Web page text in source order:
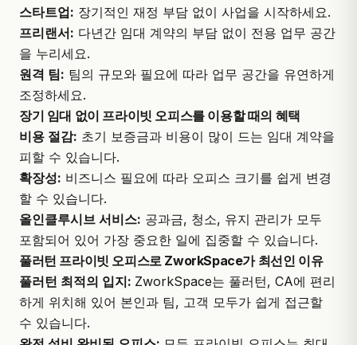
스타트업: 장기적인 재정 부담 없이 사업을 시작하세요.
프리랜서: 다년간 임대 계약의 부담 없이 전용 업무 공간
을 누리세요.
원격 팀: 팀의 규모와 필요에 따라 업무 공간을 유연하게
조정하세요.
장기 임대 없이 프라이빗 오피스를 이용할 때의 혜택
비용 절감: 초기 보증금과 비용이 많이 드는 임대 계약을
피할 수 있습니다.
확장성: 비즈니스 필요에 따라 오피스 크기를 쉽게 변경
할 수 있습니다.
올인클루시브 서비스: 공과금, 청소, 유지 관리가 모두
포함되어 있어 가장 중요한 일에 집중할 수 있습니다.
풀러턴 프라이빗 오피스로 ZworkSpace가 최선인 이유
풀러턴 최적의 입지: ZworkSpace는 풀러턴, CA에 편리
하게 위치해 있어 본인과 팀, 고객 모두가 쉽게 접근할
수 있습니다.